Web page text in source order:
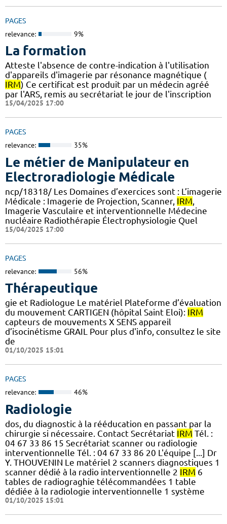
PAGES
relevance: 9%
La formation
Atteste l'absence de contre-indication à l'utilisation
d'appareils d'imagerie par résonance magnétique (
IRM) Ce certificat est produit par un médecin agréé
par l'ARS, remis au secrétariat le jour de l'inscription
15/04/2025 17:00
PAGES
relevance: 35%
Le métier de Manipulateur en
Electroradiologie Médicale
ncp/18318/ Les Domaines d’exercices sont : L’imagerie
Médicale : Imagerie de Projection, Scanner, IRM
Imagerie Vasculaire et interventionnelle Médecine
nucléaire Radiothérapie Électrophysiologie Quel
15/04/2025 17:00
PAGES
relevance: 56%
Thérapeutique
gie et Radiologue Le matériel Plateforme d’évaluation
du mouvement CARTIGEN (hôpital Saint Eloi): IRM
capteurs de mouvements X SENS appareil
d’isocinétisme GRAIL Pour plus d'info, consultez le site
de
01/10/2025 15:01
PAGES
relevance: 46%
Radiologie
dos, du diagnostic à la rééducation en passant par la
chirurgie si nécessaire. Contact Secrétariat IRM Tél. :
04 67 33 86 15 Secrétariat scanner ou radiologie
interventionnelle Tél. : 04 67 33 86 20 L'équipe [...] Dr
Y. THOUVENIN Le matériel 2 scanners diagnostiques 1
scanner dédié à la radio interventionnelle 2 IRM 6
tables de radiograghie télécommandées 1 table
dédiée à la radiologie interventionnelle 1 système
01/10/2025 15:01